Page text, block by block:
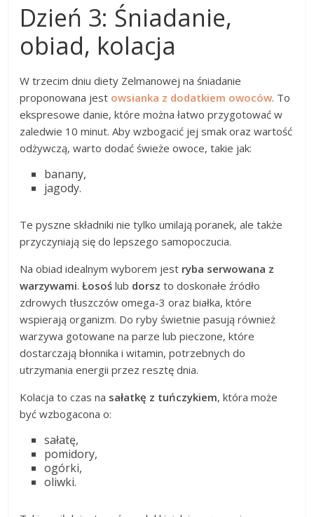
Dzień 3: Śniadanie,
obiad, kolacja
W trzecim dniu diety Zelmanowej na śniadanie
proponowana jest owsianka z dodatkiem owoców. To
ekspresowe danie, które można łatwo przygotować w
zaledwie 10 minut. Aby wzbogacić jej smak oraz wartość
odżywczą, warto dodać świeże owoce, takie jak:
banany,
jagody.
Te pyszne składniki nie tylko umilają poranek, ale także
przyczyniają się do lepszego samopoczucia.
Na obiad idealnym wyborem jest ryba serwowana z
warzywami.Łosoś lub dorsz to doskonałe źródło
zdrowych tłuszczów omega-3 oraz białka, które
wspierają organizm. Do ryby świetnie pasują również
warzywa gotowane na parze lub pieczone, które
dostarczają błonnika i witamin, potrzebnych do
utrzymania energii przez resztę dnia.
Kolacja to czas na sałatkę z tuńczykiem, która może
być wzbogacona o:
sałatę,
pomidory,
ogórki,
oliwki.